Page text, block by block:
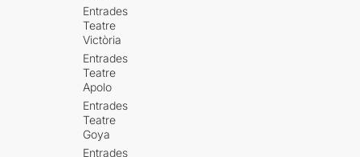
Entrades
Teatre
Victòria
Entrades
Teatre
Apolo
Entrades
Teatre
Goya
Entrades